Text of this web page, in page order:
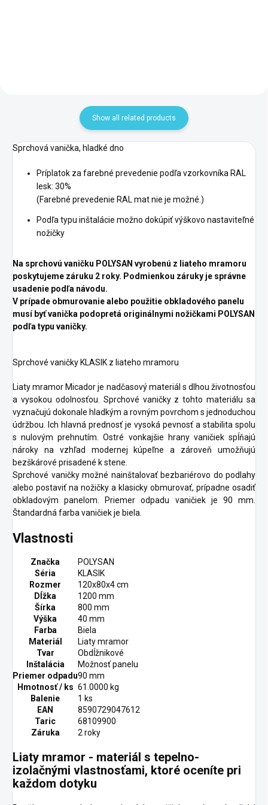
Show all related products
Sprchová vanička, hladké dno
Príplatok za farebné prevedenie podľa vzorkovníka RAL
lesk: 30%
(Farebné prevedenie RAL mat nie je možné.)
Podľa typu inštalácie možno dokúpiť výškovo nastaviteľné
nožičky
Na sprchovú vaničku POLYSAN vyrobenú z liateho mramoru
poskytujeme záruku 2 roky. Podmienkou záruky je správne
usadenie podľa návodu.
V prípade obmurovanie alebo použitie obkladového panelu
musí byť vanička podopretá originálnymi nožičkami POLYSAN
podľa typu vaničky.
Sprchové vaničky KLASIK z liateho mramoru
Liaty mramor Micador je nadčasový materiál s dlhou životnosťou
a vysokou odolnosťou. Sprchové vaničky z tohto materiálu sa
vyznačujú dokonale hladkým a rovným povrchom s jednoduchou
údržbou. Ich hlavná prednosť je vysoká pevnosť a stabilita spolu
s nulovým prehnutím. Ostré vonkajšie hrany vaničiek spĺňajú
nároky na vzhľad modernej kúpeľne a zároveň umožňujú
bezškárové prisadené k stene.
Sprchové vaničky možné nainštalovať bezbariérovo do podlahy
alebo postaviť na nožičky a klasicky obmurovať, prípadne osadiť
obkladovým panelom. Priemer odpadu vaničiek je 90 mm.
Štandardná farba vaničiek je biela.
Vlastnosti
Značka
POLYSAN
Séria
KLASIK
Rozmer
120x80x4 cm
Dĺžka
1200 mm
Šírka
800 mm
Výška
40 mm
Farba
Biela
Materiál
Liaty mramor
Tvar
Obdĺžnikové
Inštalácia
Možnosť panelu
Priemer odpadu90 mm
Hmotnosť / ks 61.0000 kg
Balenie
1 ks
EAN
8590729047612
Taric
68109900
Záruka
2 roky
Liaty mramor - materiál s tepelno-
izolačnými vlastnosťami, ktoré oceníte pri
každom dotyku